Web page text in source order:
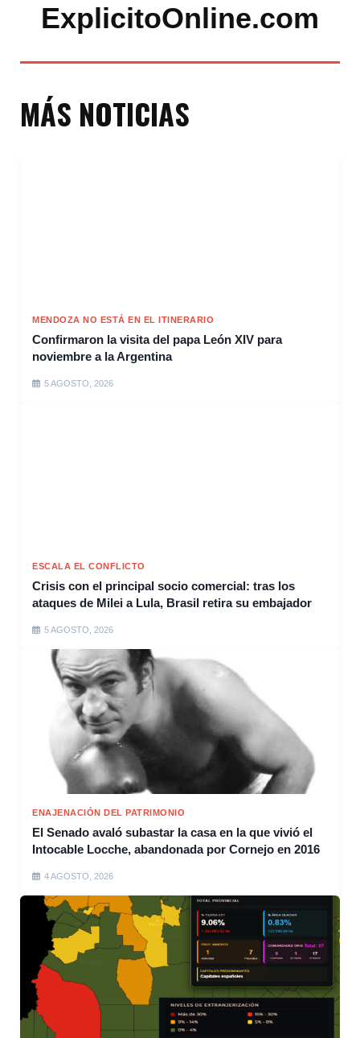
ExplicitoOnline.com
MÁS NOTICIAS
MENDOZA NO ESTÁ EN EL ITINERARIO
Confirmaron la visita del papa León XIV para
noviembre a la Argentina
5 AGOSTO, 2026
ESCALA EL CONFLICTO
Crisis con el principal socio comercial: tras los
ataques de Milei a Lula, Brasil retira su embajador
5 AGOSTO, 2026
ENAJENACIÓN DEL PATRIMONIO
El Senado avaló subastar la casa en la que vivió el
Intocable Locche, abandonada por Cornejo en 2016
4 AGOSTO, 2026